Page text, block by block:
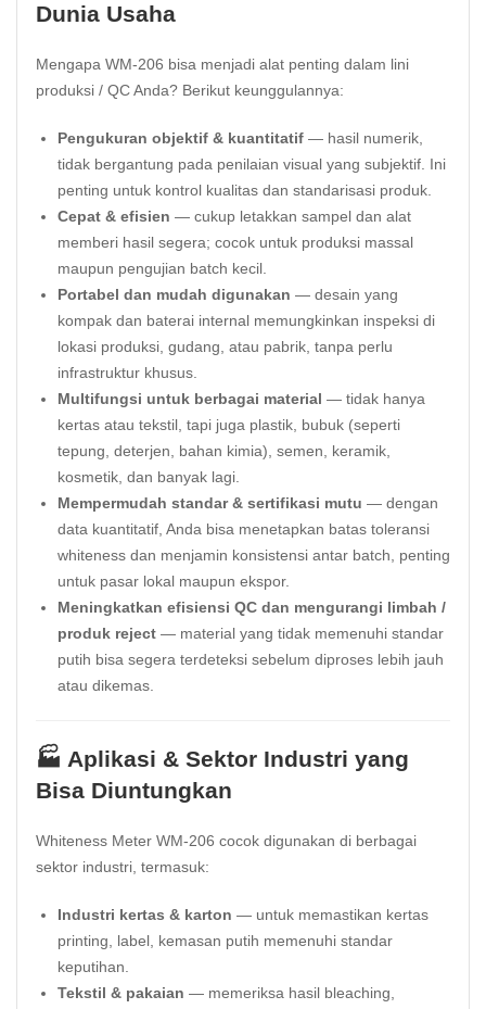
Dunia Usaha
Mengapa WM-206 bisa menjadi alat penting dalam lini
produksi / QC Anda? Berikut keunggulannya:
Pengukuran objektif & kuantitatif — hasil numerik,
tidak bergantung pada penilaian visual yang subjektif. Ini
penting untuk kontrol kualitas dan standarisasi produk.
Cepat & efisien — cukup letakkan sampel dan alat
memberi hasil segera; cocok untuk produksi massal
maupun pengujian batch kecil.
Portabel dan mudah digunakan — desain yang
kompak dan baterai internal memungkinkan inspeksi di
lokasi produksi, gudang, atau pabrik, tanpa perlu
infrastruktur khusus.
Multifungsi untuk berbagai material — tidak hanya
kertas atau tekstil, tapi juga plastik, bubuk (seperti
tepung, deterjen, bahan kimia), semen, keramik,
kosmetik, dan banyak lagi.
Mempermudah standar & sertifikasi mutu — dengan
data kuantitatif, Anda bisa menetapkan batas toleransi
whiteness dan menjamin konsistensi antar batch, penting
untuk pasar lokal maupun ekspor.
Meningkatkan efisiensi QC dan mengurangi limbah /
produk reject — material yang tidak memenuhi standar
putih bisa segera terdeteksi sebelum diproses lebih jauh
atau dikemas.
🏭 Aplikasi & Sektor Industri yang
Bisa Diuntungkan
Whiteness Meter WM-206 cocok digunakan di berbagai
sektor industri, termasuk:
Industri kertas & karton — untuk memastikan kertas
printing, label, kemasan putih memenuhi standar
keputihan.
Tekstil & pakaian — memeriksa hasil bleaching,